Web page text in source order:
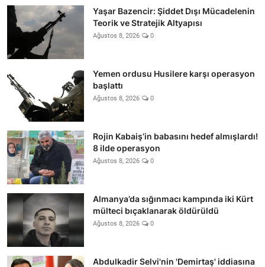
Yaşar Bazencir: Şiddet Dışı Mücadelenin
Teorik ve Stratejik Altyapısı
Ağustos 8, 2026 0
Yemen ordusu Husilere karşı operasyon
başlattı
Ağustos 8, 2026 0
Rojin Kabaiş’in babasını hedef almışlardı!
8 ilde operasyon
Ağustos 8, 2026 0
Almanya’da sığınmacı kampında iki Kürt
mülteci bıçaklanarak öldürüldü
Ağustos 8, 2026 0
Abdulkadir Selvi'nin 'Demirtaş' iddiasına